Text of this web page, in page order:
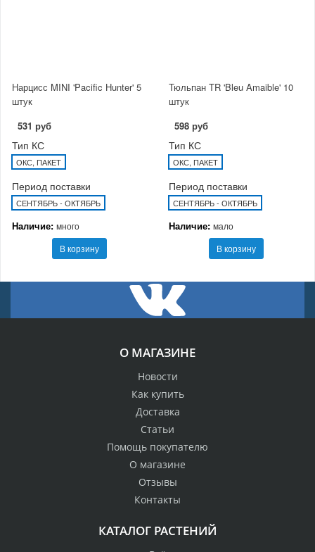
Нарцисс MINI 'Pacific Hunter' 5
штук
531 руб
Тип КС
ОКС, ПАКЕТ
Период поставки
СЕНТЯБРЬ - ОКТЯБРЬ
Наличие: много
В корзину
Тюльпан TR 'Bleu Amaible' 10
штук
598 руб
Тип КС
ОКС, ПАКЕТ
Период поставки
СЕНТЯБРЬ - ОКТЯБРЬ
Наличие: мало
В корзину
О МАГАЗИНЕ
Новости
Как купить
Доставка
Статьи
Помощь покупателю
О магазине
Отзывы
Контакты
КАТАЛОГ РАСТЕНИЙ